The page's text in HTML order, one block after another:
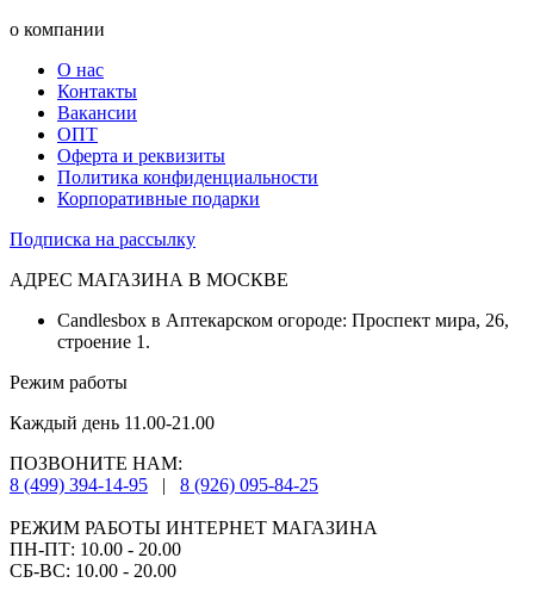
о компании
О нас
Контакты
Вакансии
ОПТ
Оферта и реквизиты
Политика конфиденциальности
Корпоративные подарки
Подписка на рассылку
АДРЕС МАГАЗИНА В МОСКВЕ
Candlesbox в Аптекарском огороде: Проспект мира, 26,
строение 1.
Режим работы
Каждый день 11.00-21.00
ПОЗВОНИТЕ НАМ:
8 (499) 394-14-95
| 8 (926) 095-84-25
РЕЖИМ РАБОТЫ ИНТЕРНЕТ МАГАЗИНА
ПН-ПТ: 10.00 - 20.00
СБ-ВС: 10.00 - 20.00